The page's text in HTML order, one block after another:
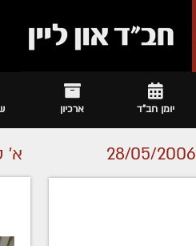
יומן חב"ד ארכיון
28/05/2006 א'